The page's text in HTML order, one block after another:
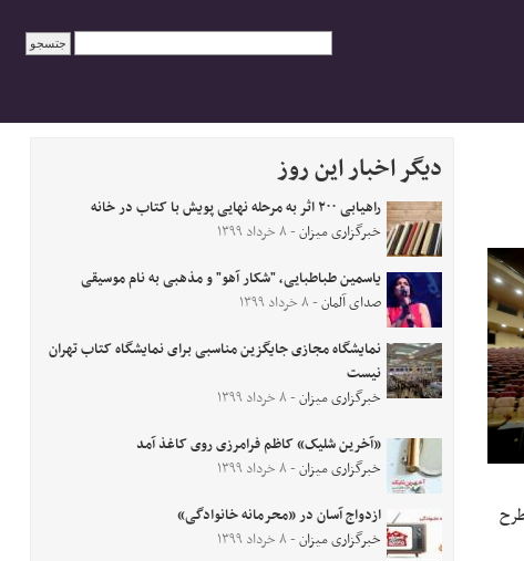
دیگر اخبار این روز
راهیابی ۲۰۰ اثر به مرحله نهایی پویش با کتاب در خانه
خبرگزاری میزان- ۸ خرداد ۱۳۹۹
یاسمین طباطبایی، "شکار آهو" و مذهبی به نام موسیقی
صدای آلمان- ۸ خرداد ۱۳۹۹
نمایشگاه مجازی جایگزین مناسبی برای نمایشگاه کتاب تهران
نیست
خبرگزاری میزان- ۸ خرداد ۱۳۹۹
«آخرین شلیک» کاظم فرامرزی روی کاغذ آمد
خبرگزاری میزان- ۸ خرداد ۱۳۹۹
ازدواج آسان در «محرمانه خانوادگی»
خبرگزاری میزان- ۸ خرداد ۱۳۹۹